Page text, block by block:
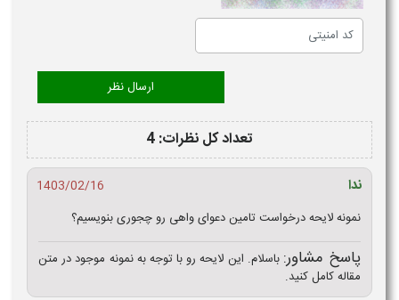
تعداد کل نظرات: 4
ندا
1403/02/16
نمونه لایحه درخواست تامین دعوای واهی رو چجوری بنویسیم؟
پاسخ مشاور: باسلام. این لایحه رو با توجه به نمونه موجود در متن
مقاله کامل کنید.